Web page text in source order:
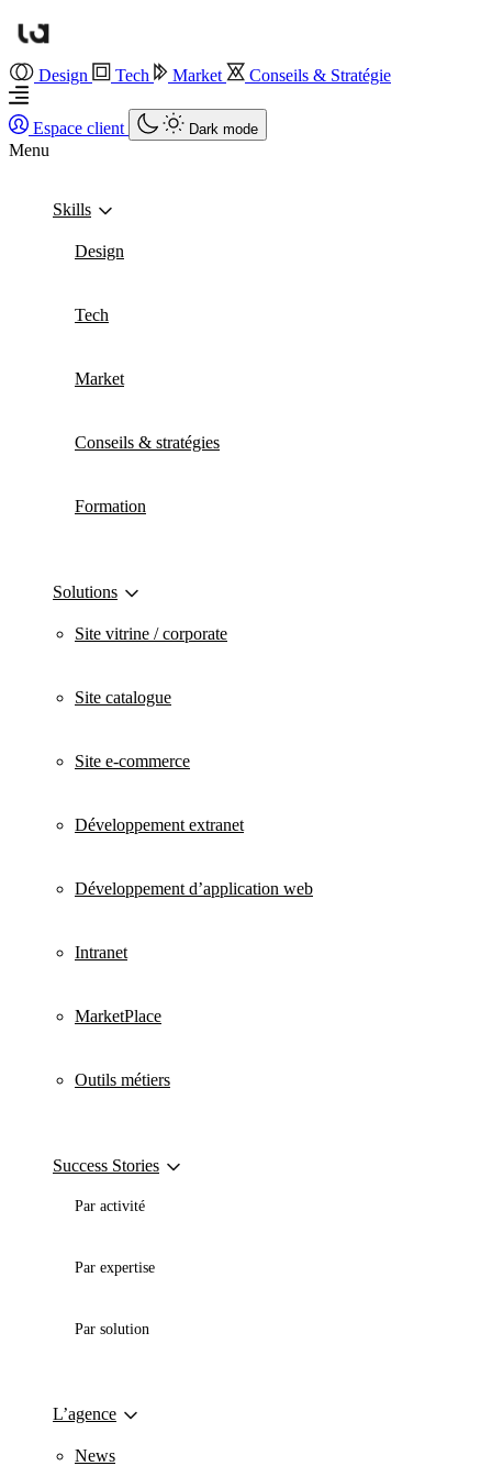
Design Tech Market Conseils & Stratégie
Espace client Dark mode
Menu
Skills
Design
Tech
Market
Conseils & stratégies
Formation
Solutions
Site vitrine / corporate
Site catalogue
Site e-commerce
Développement extranet
Développement d’application web
Intranet
MarketPlace
Outils métiers
Success Stories
Par activité
Par expertise
Par solution
L’agence
News